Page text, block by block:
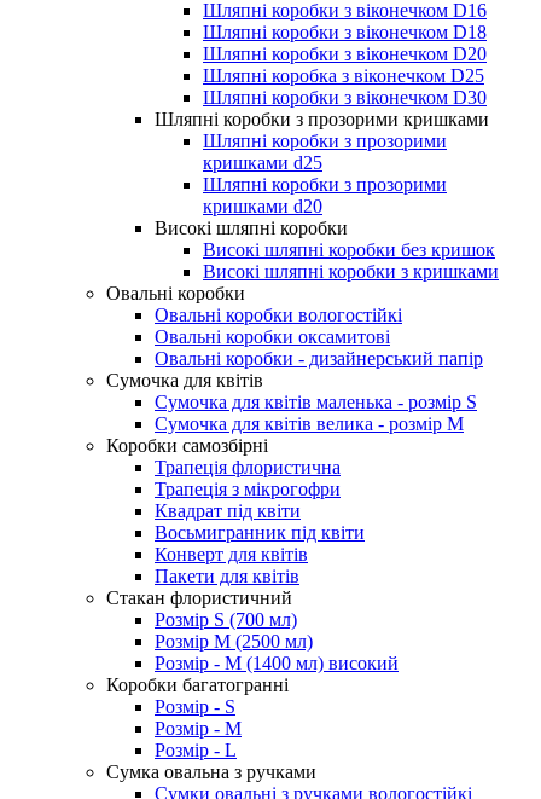
Шляпні коробки з віконечком D16
Шляпні коробки з віконечком D18
Шляпні коробки з віконечком D20
Шляпні коробка з віконечком D25
Шляпні коробки з віконечком D30
Шляпні коробки з прозорими кришками
Шляпні коробки з прозорими
кришками d25
Шляпні коробки з прозорими
кришками d20
Високі шляпні коробки
Високі шляпні коробки без кришок
Високі шляпні коробки з кришками
Овальні коробки
Овальні коробки вологостійкі
Овальні коробки оксамитові
Овальні коробки - дизайнерський папір
Сумочка для квітів
Сумочка для квітів маленька - розмір S
Сумочка для квітів велика - розмір М
Коробки самозбірні
Трапеція флористична
Трапеція з мікрогофри
Квадрат під квіти
Восьмигранник під квіти
Конверт для квітів
Пакети для квітів
Стакан флористичний
Розмір S (700 мл)
Розмір М (2500 мл)
Розмір - М (1400 мл) високий
Коробки багатогранні
Розмір - S
Розмір - М
Розмір - L
Сумка овальна з ручками
Сумки овальні з ручками вологостійкі